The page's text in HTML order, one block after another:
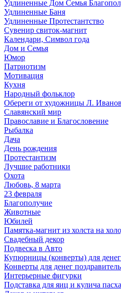
Удлиненные Дом Семья
Удлиненные Баня
Удлиненные Протестантство
Сувенир свиток-магнит
Календари, Символ года
Дом и Семья
Юмор
Патриотизм
Мотивация
Кухня
Народный фольклор
Обереги от художницы Л.
Славянский мир
Православие и Благословение
Рыбалка
Дача
День рождения
Протестантизм
Лучшие работники
Охота
Любовь, 8 марта
23 февраля
Благополучие
Животные
Юбилей
Памятка-магнит из холста на
Свадебный декор
Подвеска в Авто
Купюрницы (конверты) для
Конверты для денег
Интерьерные фигурки
Подставка для яиц и кулича